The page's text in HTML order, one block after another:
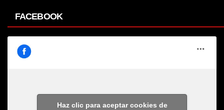
FACEBOOK
Haz clic para aceptar cookies de